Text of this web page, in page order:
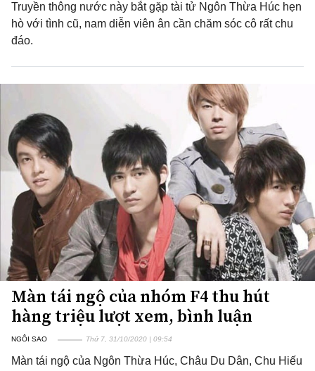
Truyền thông nước này bắt gặp tài tử Ngôn Thừa Húc hẹn
hò với tình cũ, nam diễn viên ân cần chăm sóc cô rất chu
đáo.
Màn tái ngộ của nhóm F4 thu hút
hàng triệu lượt xem, bình luận
NGÔI SAO Thứ 7, 31/10/2020 | 09:54
Màn tái ngộ của Ngôn Thừa Húc, Châu Du Dân, Chu Hiếu